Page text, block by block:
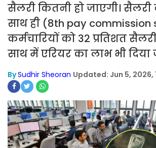
सैलरी कितनी हो जाएगी। सैलरी
साथ ही (8th pay commission
कर्मचारियों को 32 प्रतिशत
साथ में एरियर का लाभ भी दिया
BySudhir Sheoran Updated: Jun 5, 2026,